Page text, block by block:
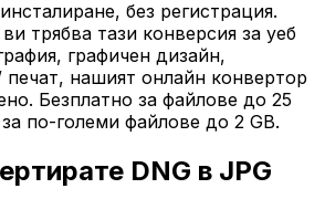
без регистрация.
трябва тази конверсия за уеб
графичен дизайн,
нашият онлайн конвертор
Безплатно за файлове до 25
по-големи файлове до 2 GB.
DNG в JPG